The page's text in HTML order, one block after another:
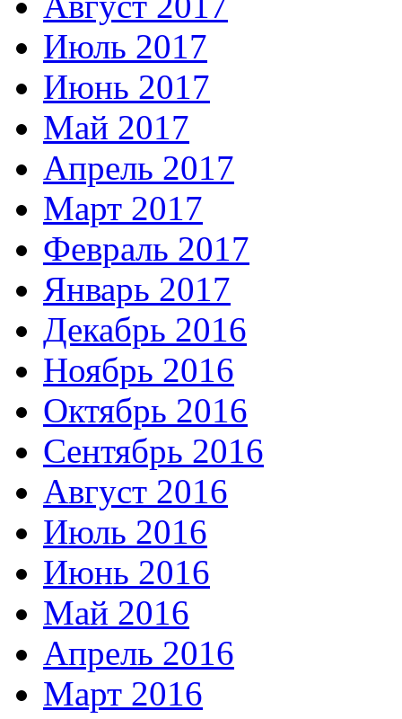
Июль 2017
Июнь 2017
Май 2017
Апрель 2017
Март 2017
Февраль 2017
Январь 2017
Декабрь 2016
Ноябрь 2016
Октябрь 2016
Сентябрь 2016
Август 2016
Июль 2016
Июнь 2016
Май 2016
Апрель 2016
Март 2016